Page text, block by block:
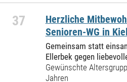
37
Herzliche
Senioren-WG in
Gemeinsam statt
Ellerbek gegen
Gewünschte
Jahren